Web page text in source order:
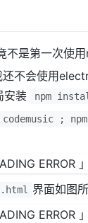
不是第一次使
不会使用
安装
npm
codemusic ;
界面如图